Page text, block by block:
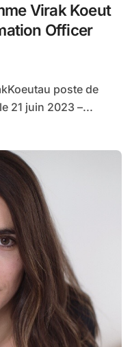
Virak Koeut
Officer
21 juin 2023 –...